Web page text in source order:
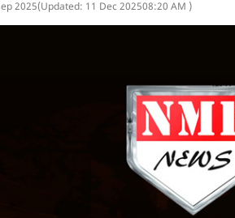
2025(Updated: 11 Dec 202508:20 AM )